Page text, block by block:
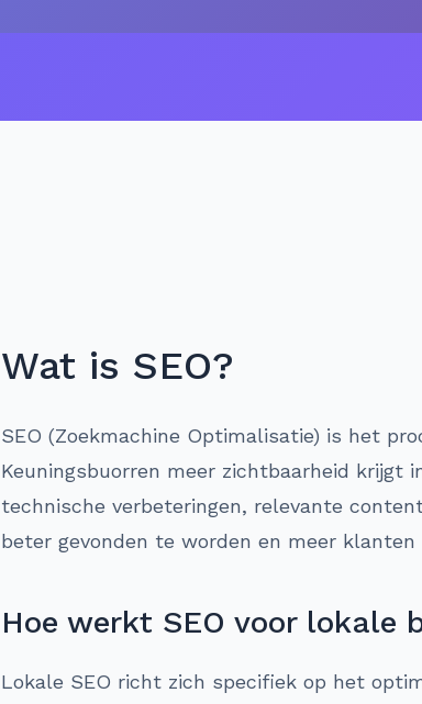
Wat is SEO?
SEO (Zoekmachine Optimalisatie) is het
Keuningsbuorren meer zichtbaarheid krijgt
technische verbeteringen, relevante
beter gevonden te worden en meer klanten
Hoe werkt SEO voor lokale
Lokale SEO richt zich specifiek op het